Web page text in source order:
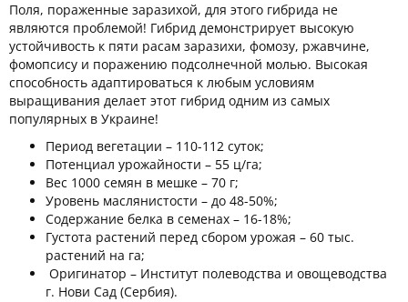
Поля, пораженные заразихой, для этого гибрида не
являются проблемой! Гибрид демонстрирует высокую
устойчивость к пяти расам заразихи, фомозу, ржавчине,
фомопсису и поражению подсолнечной молью. Высокая
способность адаптироваться к любым условиям
выращивания делает этот гибрид одним из самых
популярных в Украине!
Период вегетации – 110-112 суток;
Потенциал урожайности – 55 ц/га;
Вес 1000 семян в мешке – 70 г;
Уровень маслянистости – до 48-50%;
Содержание белка в семенах – 16-18%;
Густота растений перед сбором урожая – 60 тыс.
растений на га;
Оригинатор – Институт полеводства и овощеводства
г. Нови Сад (Сербия).